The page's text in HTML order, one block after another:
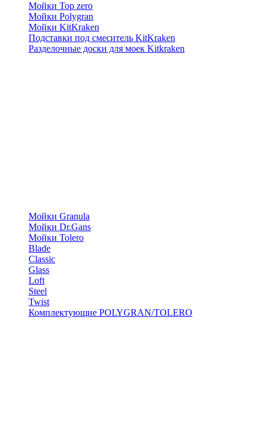
Мойки Top zero
Мойки Polygran
Мойки KitKraken
Подставки под смеситель KitKraken
Разделочные доски для моек Kitkraken
Мойки Granula
Мойки Dr.Gans
Мойки Tolero
Blade
Classic
Glass
Loft
Steel
Twist
Комплектующие POLYGRAN/TOLERO